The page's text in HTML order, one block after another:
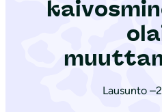
Lausunto –